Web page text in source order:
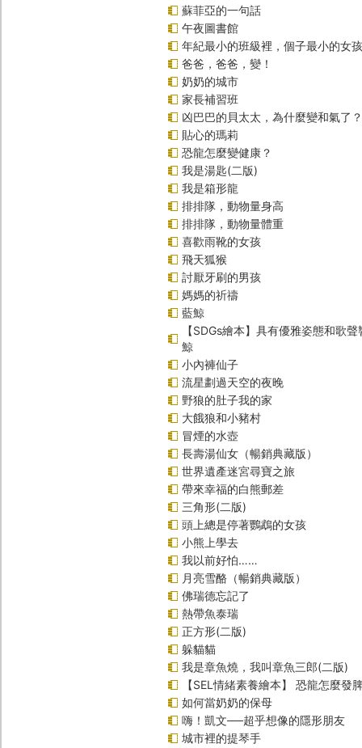
蘇菲亞的一句話
午夜圖書館
年紀最小的班級裡，個子最小的女
爸爸，爸爸，變！
奶奶的城市
家長補習班
凶巴巴的貝太太，為什麼變和氣了？
貼心的瑪莉
恐龍怎麼變健康？
我是湯匙(二版)
我是箱形龍
排排隊，動物量身高
排排隊，動物量體重
喜歡雨靴的女孩
飛天狐猴
討厭牙刷的男孩
媽媽的祈禱
藍鯨
【SDGs繪本】具有優雅姿態和歌
鯨
小內褲仙子
流星劃過天空的夜晚
野狼的肚子我的家
大餓狼和小豬村
冒煙的水壺
長壽湯仙女（暢銷典藏版）
世界遺產迷宮尋寶之旅
帶來幸福的白熊郵差
三角形(二版)
頭上總是停著鸚鵡的女孩
小熊上學去
我以前好怕……
月亮雪酪（暢銷典藏版）
佛瑞德忘記了
熱帶魚泰瑞
正方形(二版)
躲貓貓
我是章魚燒，我叫章魚三郎(二版)
【SEL情緒素養繪本】 恐龍怎麼發
如何當奶奶的保母
嗨！凱文──超乎想像的隱形朋友
城市裡的提琴手